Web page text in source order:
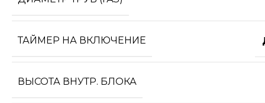
ТАЙМЕР НА ВКЛЮЧЕНИЕ
ВЫСОТА ВНУТР. БЛОКА